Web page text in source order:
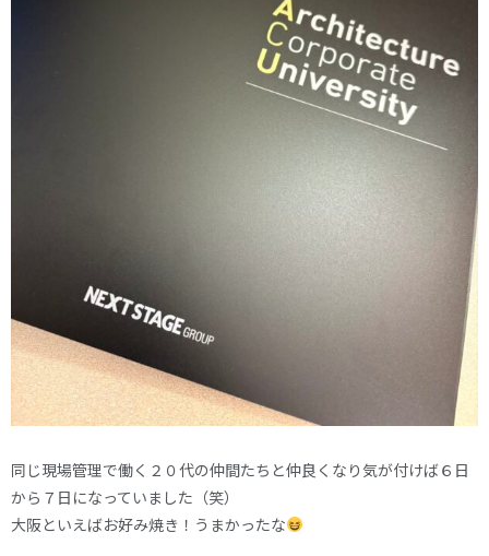
同じ現場管理で働く２０代の仲間たちと仲良くなり気が付けば６日
から７日になっていました（笑）
大阪といえばお好み焼き！うまかったな